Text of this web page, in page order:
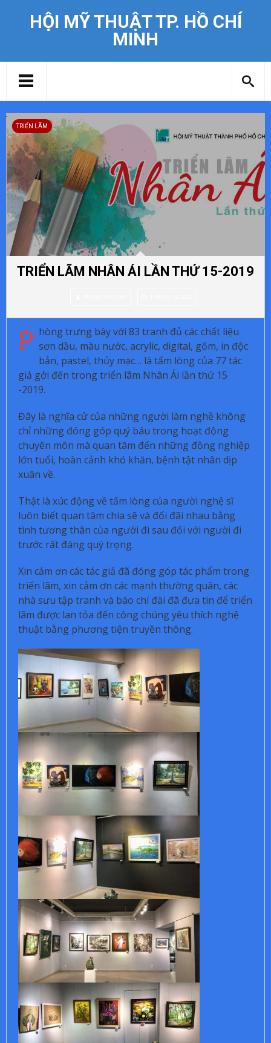
HỘI MỸ THUẬT TP. HỒ CHÍ
MINH
TRIỂN LÃM
TRIỂN LÃM NHÂN ÁI LẦN THỨ 15-2019
P hòng trưng bày với 83 tranh đủ các chất liệu
sơn dầu, màu nước, acrylic, digital, gốm, in độc
bản, pastel, thủy mạc… là tấm lòng của 77 tác
giả gởi đến trong triển lãm Nhân Ái lần thứ 15
-2019.
Đây là nghĩa cử của những người làm nghề không
chỉ những đóng góp quý báu trong hoạt động
chuyên môn mà quan tâm đến những đồng nghiệp
lớn tuổi, hoàn cảnh khó khăn, bệnh tật nhân dịp
xuân về.
Thật là xúc động về tấm lòng của người nghệ sĩ
luôn biết quan tâm chia sẽ và đối đãi nhau bằng
tình tương thân của người đi sau đối với người đi
trước rất đáng quý trọng.
Xin cảm ơn các tác giả đã đóng góp tác phẩm trong
triển lãm, xin cảm ơn các mạnh thường quân, các
nhà sưu tập tranh và báo chí đài đã đưa tin để triển
lãm được lan tỏa đến công chúng yêu thích nghệ
thuật bằng phương tiện truyền thông.